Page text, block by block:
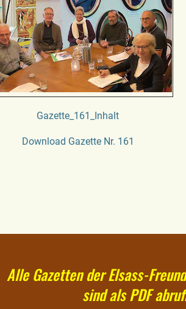
Gazette_161_Inhalt
Download Gazette Nr. 161
Alle Gazetten der Elsass-
sind als PDF